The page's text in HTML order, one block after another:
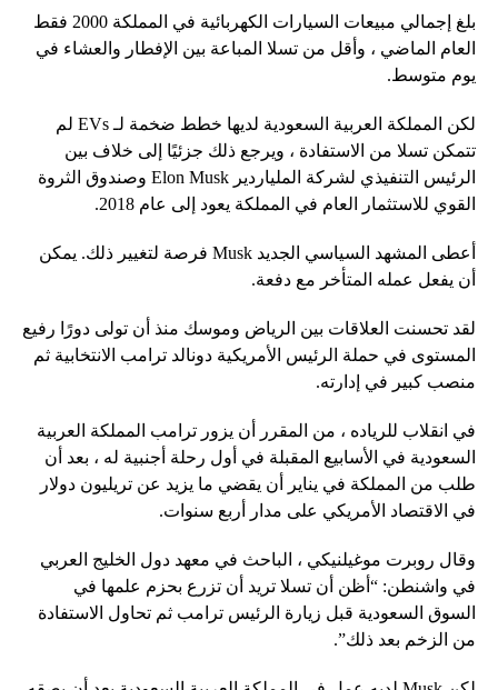
بلغ إجمالي مبيعات السيارات الكهربائية في المملكة 2000 فقط
العام الماضي ، وأقل من تسلا المباعة بين الإفطار والعشاء في
يوم متوسط.
لكن المملكة العربية السعودية لديها خطط ضخمة لـ EVs لم
تتمكن تسلا من الاستفادة ، ويرجع ذلك جزئيًا إلى خلاف بين
الرئيس التنفيذي لشركة الملياردير Elon Musk وصندوق الثروة
القوي للاستثمار العام في المملكة يعود إلى عام 2018.
أعطى المشهد السياسي الجديد Musk فرصة لتغيير ذلك. يمكن
أن يفعل عمله المتأخر مع دفعة.
لقد تحسنت العلاقات بين الرياض وموسك منذ أن تولى دورًا رفيع
المستوى في حملة الرئيس الأمريكية دونالد ترامب الانتخابية ثم
منصب كبير في إدارته.
في انقلاب للرياده ، من المقرر أن يزور ترامب المملكة العربية
السعودية في الأسابيع المقبلة في أول رحلة أجنبية له ، بعد أن
طلب من المملكة في يناير أن يقضي ما يزيد عن تريليون دولار
في الاقتصاد الأمريكي على مدار أربع سنوات.
وقال روبرت موغيلنيكي ، الباحث في معهد دول الخليج العربي
في واشنطن: “أظن أن تسلا تريد أن تزرع بحزم علمها في
السوق السعودية قبل زيارة الرئيس ترامب ثم تحاول الاستفادة
من الزخم بعد ذلك”.